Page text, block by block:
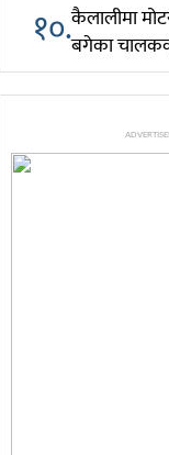
१०.कैलालीमा
बगेका